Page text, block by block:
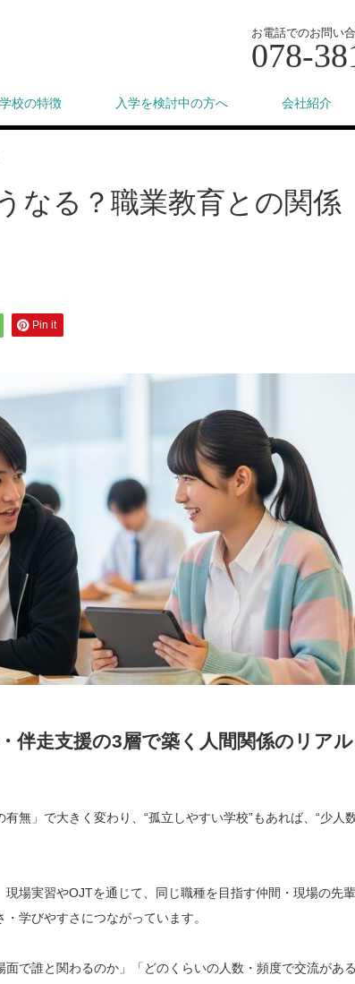
お電話でのお問い
078-
学校の特徴 入学を検討中の方へ 会社紹介
なる？職業教育との関係
Pin it
伴走支援の3層で築く人間関係のリアル
無」で大きく変わり、“孤立しやすい学校”もあれば、“少人
場実習やOJTを通じて、同じ職種を目指す仲間・現場の先
学びやすさにつながっています。
で誰と関わるのか」「どのくらいの人数・頻度で交流があ